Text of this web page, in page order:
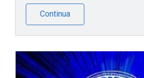
Continua